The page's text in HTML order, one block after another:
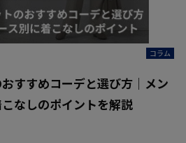
コラム
すすめコーデと選び方｜メン
なしのポイントを解説